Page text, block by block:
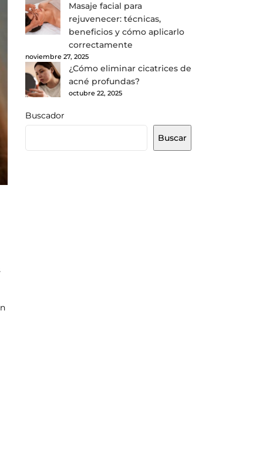
Masaje facial para
rejuvenecer: técnicas,
beneficios y cómo aplicarlo
correctamente
noviembre 27, 2025
¿Cómo eliminar cicatrices de
acné profundas?
octubre 22, 2025
Buscador
Buscar